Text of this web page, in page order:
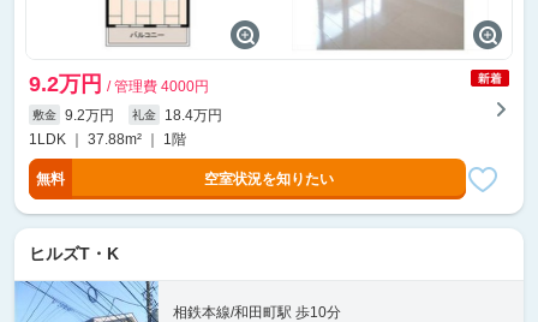
9.2万円 / 管理費 4000円
敷金 9.2万円 礼金
18.4万円
1LDK ｜ 37.88m² ｜ 1階
無料 空室状況を知りたい
ヒルズT・K
相鉄本線/和田町駅 歩10分